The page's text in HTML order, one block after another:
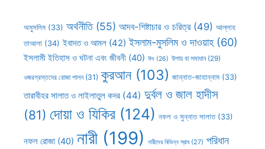
অমুসলিম (33) অর্থনীতি(55) আদব-শিষ্টাচার ও চরিত্র(49) আল্লাহ
তাআলা (34) ইবাদত ও আমল (42) ইসলাম-মুসলিম ও দাওয়াহ(60)
ইসলামী ইতিহাস ও ঘটনা এবং জীবনী (40) ঈদ (26) উপায় বা সমাধান(29)
ওজরগ্রস্তদের রোজা পালন(31) কুরআন(103) জান্নাত-জাহান্নাম (33)
তারাবীহর সালাত ও লাইলাতুল কদর (44) দুর্বল ও জাল হাদীস
(81) দোয়া ও যিকির (124) নফল ও সুন্নাত সালাত(33)
নফল রোজা (40) নারী(199) নারীদের বিভিন্ন স্রাব(27) পরিধান